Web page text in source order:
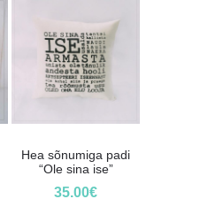
Hea sõnumiga padi
“Ole sina ise”
35.00€